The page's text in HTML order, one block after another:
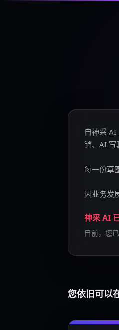
自神采
销、AI 写
每一份草
因业务发
神采 AI
目前，您
您依旧可以